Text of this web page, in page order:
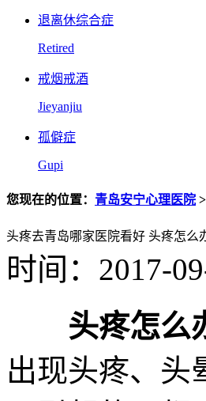
退离休综合症
Retired
戒烟戒酒
Jieyanjiu
孤僻症
Gupi
您现在的位置： 青岛安宁心理医院 >
头疼去青岛哪家医院看好 头疼怎么
时间：2017-
头疼怎么
出现头疼、头